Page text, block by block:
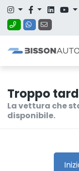
Troppo
La vettura che
disponibile.